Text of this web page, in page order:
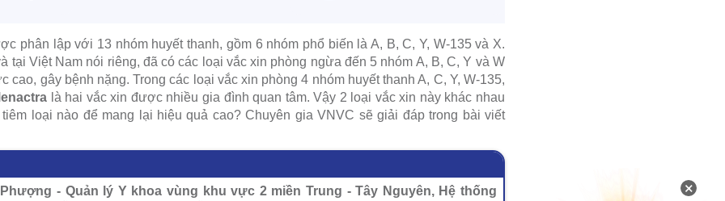
phân lập với 13 nhóm huyết thanh, gồm 6 nhóm phổ biến là A, B, C, Y, W-135 và X.
tại Việt Nam nói riêng, đã có các loại vắc xin phòng ngừa đến 5 nhóm A, B, C, Y và W
cao, gây bệnh nặng. Trong các loại vắc xin phòng 4 nhóm huyết thanh A, C, Y, W-135,
là hai vắc xin được nhiều gia đình quan tâm. Vậy 2 loại vắc xin này khác nhau
loại nào để mang lại hiệu quả cao? Chuyên gia VNVC sẽ giải đáp trong bài viết
- Quản lý Y khoa vùng khu vực 2 miền Trung - Tây Nguyên, Hệ thống
×